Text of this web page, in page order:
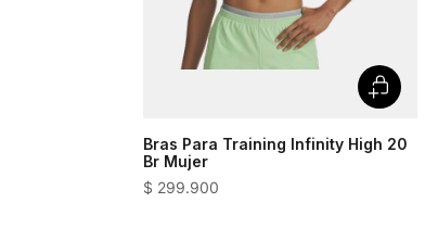
Bras Para Training Infinity High 20
Br Mujer
$ 299.900